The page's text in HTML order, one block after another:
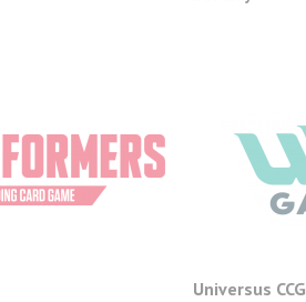
Universus CCG